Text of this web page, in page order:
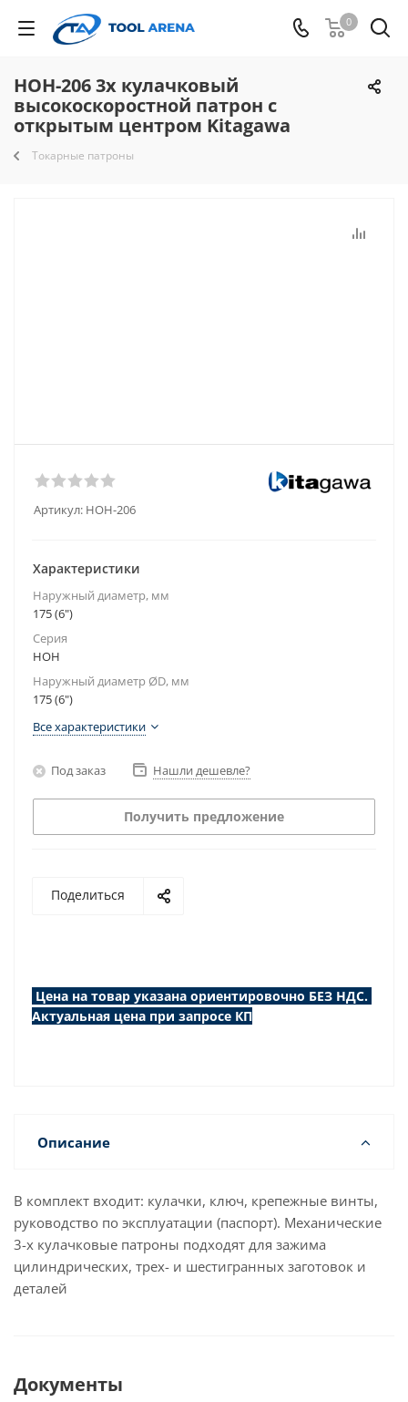
0
HOH-206 3х кулачковый
высокоскоростной патрон с
открытым центром Kitagawa
Токарные патроны
Артикул: HOH-206
Характеристики
Наружный диаметр, мм
175 (6")
Серия
HOH
Наружный диаметр ØD, мм
175 (6")
Все характеристики
Под заказ Нашли дешевле?
Получить предложение
Поделиться
Цена на товар указана ориентировочно БЕЗ НДС.
Актуальная цена при запросе КП
Описание
В комплект входит: кулачки, ключ, крепежные винты,
руководство по эксплуатации (паспорт). Механические
3-х кулачковые патроны подходят для зажима
цилиндрических, трех- и шестигранных заготовок и
деталей
Документы